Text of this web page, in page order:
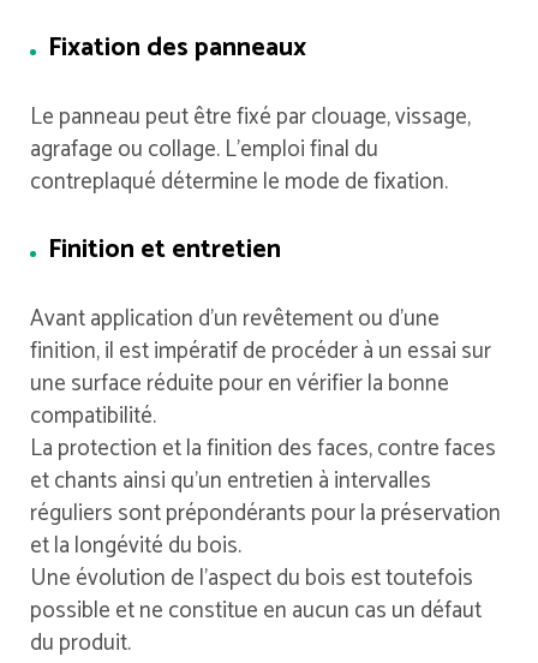
Fixation des panneaux
Le panneau peut être fixé par clouage, vissage,
agrafage ou collage. L’emploi final du
contreplaqué détermine le mode de fixation.
Finition et entretien
Avant application d’un revêtement ou d’une
finition, il est impératif de procéder à un essai sur
une surface réduite pour en vérifier la bonne
compatibilité.
La protection et la finition des faces, contre faces
et chants ainsi qu’un entretien à intervalles
réguliers sont prépondérants pour la préservation
et la longévité du bois.
Une évolution de l’aspect du bois est toutefois
possible et ne constitue en aucun cas un défaut
du produit.